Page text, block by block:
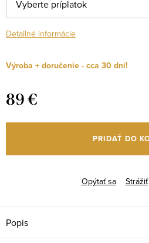
Detailné informácie
Výroba + doručenie - cca 30 dní!
89 €
cena:
PRIDAŤ DO
Opýtať sa Strážiť
Popis